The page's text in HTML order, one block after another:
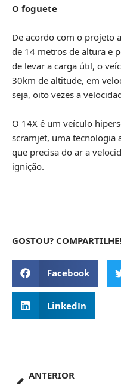
O foguete
De acordo com o projeto
de 14 metros de altura e
de levar a carga útil, o
30km de altitude, em
seja, oito vezes a
O 14X é um veículo
scramjet, uma tecnologia
que precisa do ar a
ignição.
GOSTOU? COMPARTILHE!
Facebook
LinkedIn
ANTERIOR